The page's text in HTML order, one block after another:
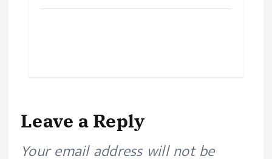
Leave a Reply
Your email address will not be